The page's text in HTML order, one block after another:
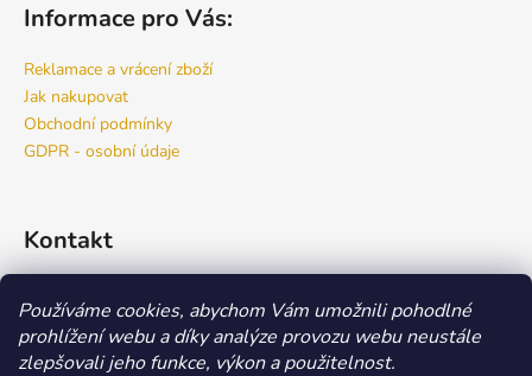
Používáme cookies, abychom Vám umožnili pohodlné
prohlížení webu a díky analýze provozu webu neustále
zlepšovali jeho funkce, výkon a použitelnost.
Informace pro Vás:
Reklamace a vrácení zboží
Jak nakupovat
Obchodní podmínky
GDPR - osobní údaje
Kontakt
777 444 460
777 444 470